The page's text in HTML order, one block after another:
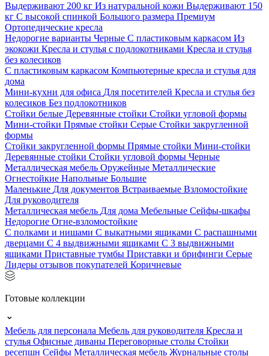
Выдерживают 200 кг Из натуральной кожи Выдерживают 150
кг С высокой спинкой Большого размера Премиум
Ортопедические кресла
Недорогие варианты Черные С пластиковым каркасом Из
экокожи Кресла и стулья с подлокотниками Кресла и стулья
без колесиков
С пластиковым каркасом Компьютерные кресла и стулья для
дома
Мини-кухни для офиса Для посетителей Кресла и стулья без
колесиков Без подлокотников
Стойки белые Деревянные стойки Стойки угловой формы
Мини-стойки Прямые стойки Серые Стойки закругленной
формы
Стойки закругленной формы Прямые стойки Мини-стойки
Деревянные стойки Стойки угловой формы Черные
Металлическая мебель Оружейные Металлические
Огнестойкие Напольные Большие
Маленькие Для документов Встраиваемые Взломостойкие
Для руководителя
Металлическая мебель Для дома Мебельные Сейфы-шкафы
Недорогие Огне-взломостойкие
С полками и нишами С выкатными ящиками С распашными
дверцами С 4 выдвижными ящиками С 3 выдвижными
ящиками Приставные тумбы Приставки и брифинги Серые
Лидеры отзывов покупателей Коричневые
Готовые коллекции
Мебель для персонала Мебель для руководителя Кресла и
стулья Офисные диваны Переговорные столы Стойки
ресепшн Сейфы Металлическая мебель Журнальные столы